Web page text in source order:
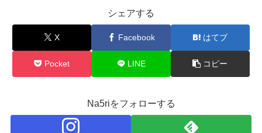
シェアする
X Facebook はてブ
Pocket LINE コピー
Na5riをフォローする